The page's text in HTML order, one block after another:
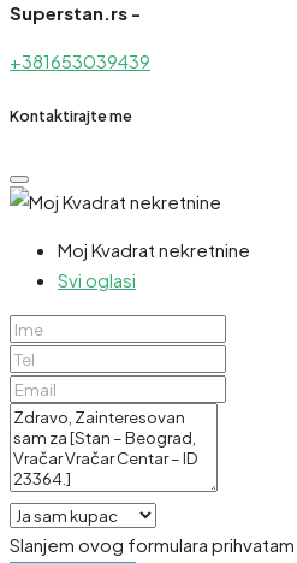
Superstan.rs -
+381653039439
Kontaktirajte me
Moj Kvadrat nekretnine
Svi oglasi
Slanjem ovog formulara prihvatam